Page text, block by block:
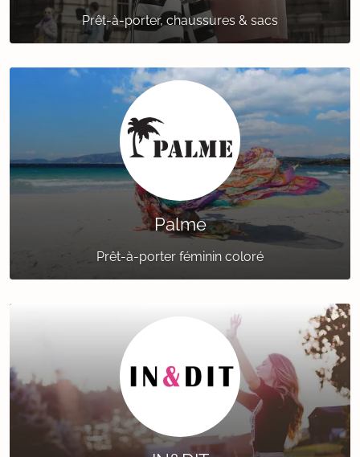
Prêt-à-porter, chaussures & sacs
Palme
Prêt-à-porter féminin coloré